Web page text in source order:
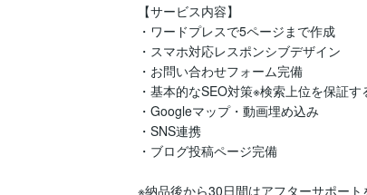
【サービス内容】
・ワードプレスで5ページまで作成
・スマホ対応レスポンシブデザイン
・お問い合わせフォーム完備
・基本的なSEO対策※検索上位を保証す
・Googleマップ・動画埋め込み
・SNS連携
・ブログ投稿ページ完備
※納品後から30日間はアフターサポート